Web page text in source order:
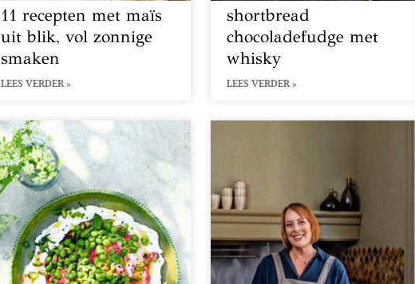
11 recepten met maïs
uit blik, vol zonnige
smaken
LEES VERDER »
shortbread
chocoladefudge met
whisky
LEES VERDER »